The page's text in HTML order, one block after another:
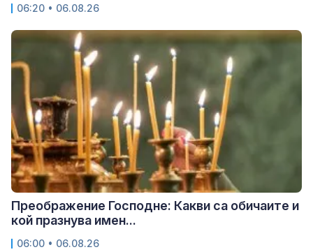
06:20 • 06.08.26
Преображение Господне: Какви са обичаите и
кой празнува имен...
06:00 • 06.08.26